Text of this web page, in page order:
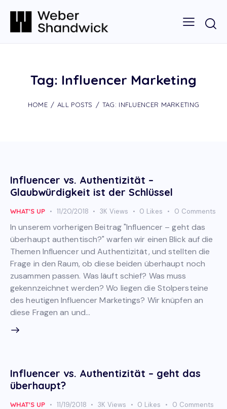
Tag: Influencer Marketing
HOME ALL POSTS TAG: INFLUENCER MARKETING
Influencer vs. Authentizität –
Glaubwürdigkeit ist der Schlüssel
WHAT'S UP 11/20/2018 3K Views 0 Likes 0 Comments
In unserem vorherigen Beitrag "Influencer – geht das
überhaupt authentisch?" warfen wir einen Blick auf die
Themen Influencer und Authentizität, und stellten die
Frage in den Raum, ob diese beiden überhaupt noch
zusammen passen. Was läuft schief? Was muss
gekennzeichnet werden? Wo liegen die Stolpersteine
des heutigen Influencer Marketings? Wir knüpfen an
diese Fragen an und…
Influencer vs. Authentizität – geht das
überhaupt?
WHAT'S UP 11/19/2018 3K Views 0 Likes 0 Comments